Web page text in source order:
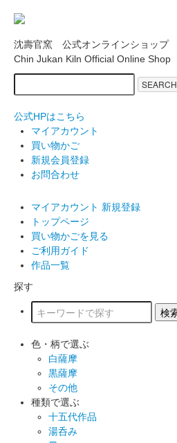
沈壽官窯 公式オンラインショップ
Chin Jukan Kiln Official Online Shop
SEARCH
公式HPはこちら
マイアカウント
買い物かご
新規会員登録
お問合わせ
マイアカウント 新規登録
トップページ
買い物かごを見る
ご利用ガイド
作品一覧
探す
色・柄で選ぶ
白薩摩
黒薩摩
その他
種類で選ぶ
十五代作品
湯呑み